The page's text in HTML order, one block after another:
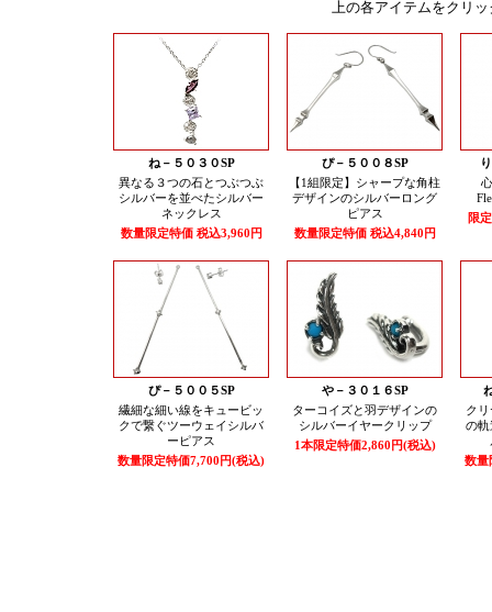
上の各アイテムをクリ
ね－５０３０SP
異なる３つの石とつぶつぶ
シルバーを並べたシルバー
ネックレス
数量限定特価 税込3,960円
ぴ－５００８SP
【1組限定】シャープな角柱
デザインのシルバーロング
ピアス
数量限定特価 税込4,840円
限
ぴ－５００５SP
繊細な細い線をキュービッ
クで繋ぐツーウェイシルバ
ーピアス
数量限定特価7,700円(税込)
や－３０１６SP
ターコイズと羽デザインの
シルバーイヤークリップ
1本限定特価2,860円(税込)
ク
の軌
数量